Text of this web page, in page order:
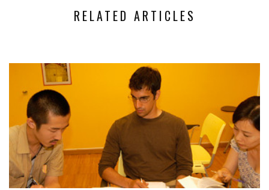
RELATED ARTICLES